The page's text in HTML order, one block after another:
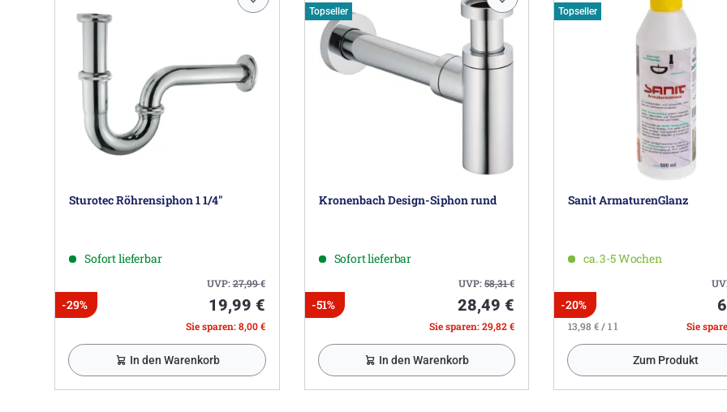
Sturotec Röhrensiphon 1 1/4"
Sofort lieferbar
UVP:27,99€
-29% 19,99 €
Sie sparen: 8,00 €
In den Warenkorb
Topseller
Kronenbach Design-Siphon rund
Sofort lieferbar
UVP:58,31€
-51% 28,49 €
Sie sparen: 29,82 €
In den Warenkorb
Topseller
Sanit ArmaturenGlanz
ca. 3-5 Wochen
-20%
13,98 € / 1 l Sie
Zum Produkt